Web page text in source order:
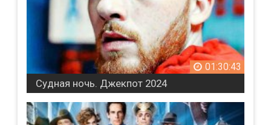
01:30:43
Судная ночь. Джекпот 2024